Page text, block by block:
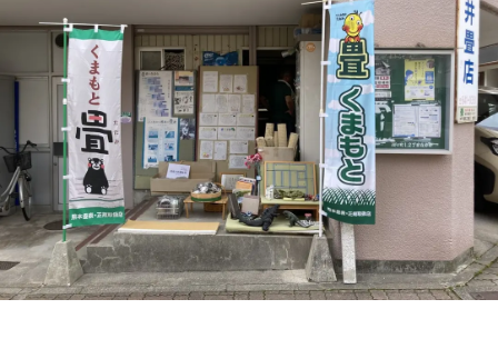
静岡エリア
愛知エリア
三重エリア
滋賀エリア
京都エリア
大阪市エリア
北摂エリア
堺・泉州エリア
河内エリア
兵庫エリア
奈良エリア
和歌山エリア
鳥取エリア
島根エリア
岡山エリア
広島エリア
山口エリア
徳島エリア